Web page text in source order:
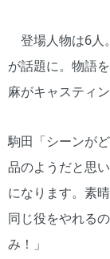
登場人物は6人
が話題に。物語
麻がキャスティン
駒田「シーンが
品のようだと思
になります。素
同じ役をやれる
み！」